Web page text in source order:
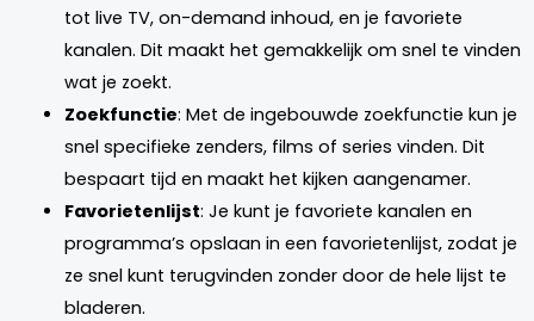
tot live TV, on-demand inhoud, en je favoriete
kanalen. Dit maakt het gemakkelijk om snel te vinden
wat je zoekt.
Zoekfunctie: Met de ingebouwde zoekfunctie kun je
snel specifieke zenders, films of series vinden. Dit
bespaart tijd en maakt het kijken aangenamer.
Favorietenlijst: Je kunt je favoriete kanalen en
programma’s opslaan in een favorietenlijst, zodat je
ze snel kunt terugvinden zonder door de hele lijst te
bladeren.